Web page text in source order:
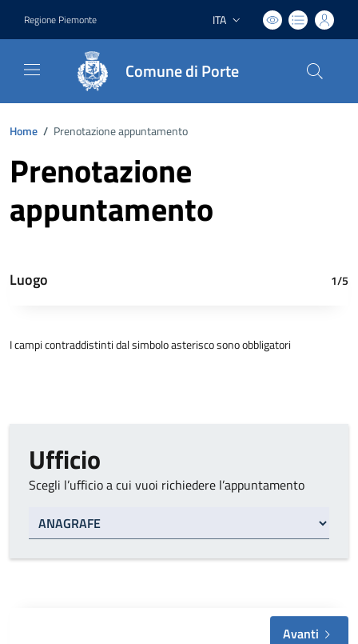
Regione Piemonte Lingua attiva:
ITA
Comune di Porte
Home / Prenotazione appuntamento
Prenotazione
appuntamento
Luogo 1/5
I campi contraddistinti dal simbolo asterisco sono obbligatori
Ufficio
Scegli l’ufficio a cui vuoi richiedere l’appuntamento
Avanti